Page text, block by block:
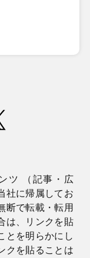
ツ （記事・広
社に帰属してお
断で転載・転用
は、リンクを貼
とを明らかにし
クを貼ることは